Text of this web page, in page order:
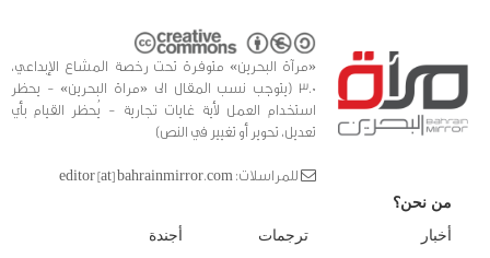
«مرآة البحرين» متوفرة تحت رخصة المشاع الإبداعي،
3.0 (يتوجب نسب المقال الى «مراة البحرين» - يحظر
استخدام العمل لأية غايات تجارية - يُحظر القيام بأي
تعديل، تحوير أو تغيير في النص)
للمراسلات: editor [at] bahrainmirror.com
من نحن؟
أخبار
ترجمات
أجندة